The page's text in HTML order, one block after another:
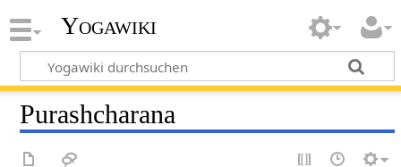
Yogawiki
Purashcharana